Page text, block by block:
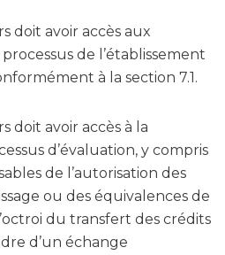
doit avoir accès aux
de l’établissement
à la section 7.1.
doit avoir accès à la
d’évaluation, y compris
de l’autorisation des
ou des équivalences de
du transfert des crédits
d’un échange